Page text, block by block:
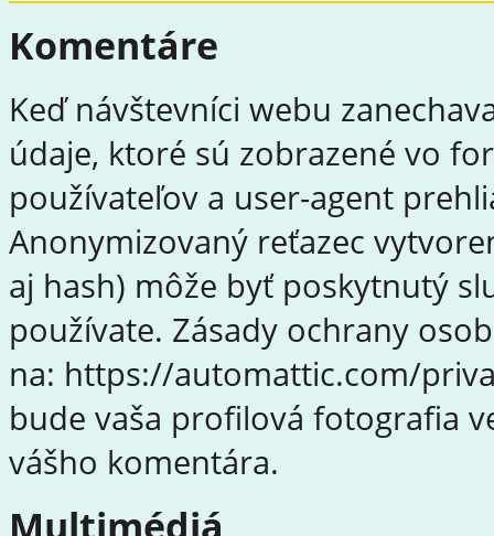
Komentáre
Keď návštevníci webu
údaje, ktoré sú zobrazené vo
používateľov a user-agent
Anonymizovaný reťazec
aj hash) môže byť poskytnutý
používate. Zásady ochrany
na: https://automattic.com/
bude vaša profilová fotografia
vášho komentára.
Multimédiá